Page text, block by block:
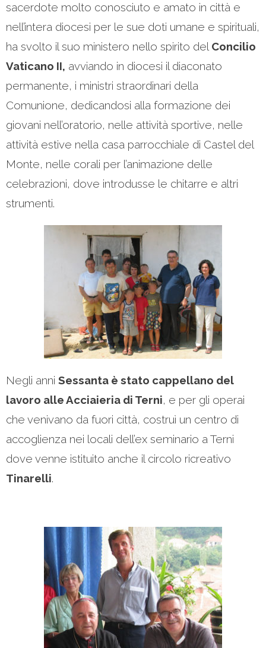
sacerdote molto conosciuto e amato in città e
nell’intera diocesi per le sue doti umane e spirituali,
ha svolto il suo ministero nello spirito del Concilio
Vaticano II, avviando in diocesi il diaconato
permanente, i ministri straordinari della
Comunione, dedicandosi alla formazione dei
giovani nell’oratorio, nelle attività sportive, nelle
attività estive nella casa parrocchiale di Castel del
Monte, nelle corali per l’animazione delle
celebrazioni, dove introdusse le chitarre e altri
strumenti.
Negli anni Sessanta è stato cappellano del
lavoro alle Acciaieria di Terni, e per gli operai
che venivano da fuori città, costruì un centro di
accoglienza nei locali dell’ex seminario a Terni
dove venne istituito anche il circolo ricreativo
Tinarelli.